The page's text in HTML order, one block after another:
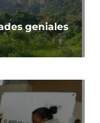
geniales